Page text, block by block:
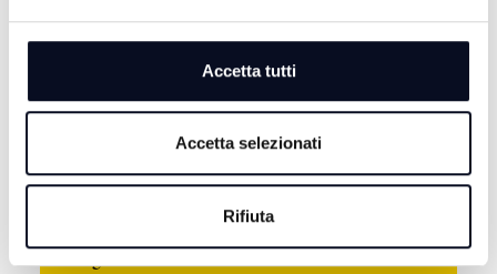
Accetta tutti
Accetta selezionati
Rifiuta
emergenza idrica